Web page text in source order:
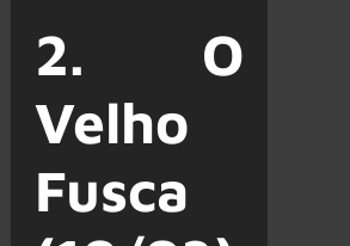
2. O
Velho
Fusca